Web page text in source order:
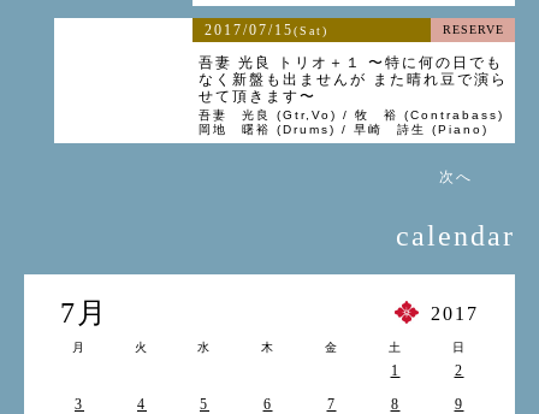
2017/07/15(Sat) RESERVE
吾妻 光良 トリオ＋１ 〜特に何の日でも
なく新盤も出ませんが また晴れ豆で演ら
せて頂きます〜
吾妻 光良 (Gtr,Vo) / 牧 裕 (Contrabass)
岡地 曙裕 (Drums) / 早崎 詩生 (Piano)
次へ
calendar
7月 2017
月 火 水 木 金 土 日
1
2
3
4 5 6 7 8
9